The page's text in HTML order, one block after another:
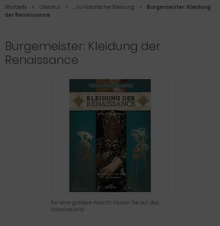
Startseite Literatur … zu historischer Kleidung
Burgemeister: Kleidung
der Renaissance
Burgemeister: Kleidung der
Renaissance
Für eine größere Ansicht klicken Sie auf das
Vorschaubild